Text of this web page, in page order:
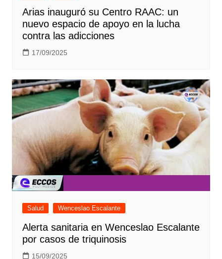
Arias inauguró su Centro RAAC: un
nuevo espacio de apoyo en la lucha
contra las adicciones
17/09/2025
Salud Wenceslao Escalante
Alerta sanitaria en Wenceslao Escalante
por casos de triquinosis
15/09/2025